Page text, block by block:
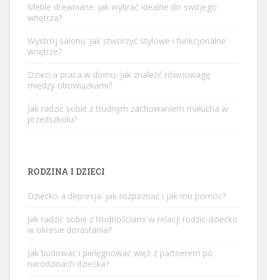
Meble drewniane: jak wybrać idealne do swojego
wnętrza?
Wystrój salonu: Jak stworzyć stylowe i funkcjonalne
wnętrze?
Dzieci a praca w domu: jak znaleźć równowagę
między obowiązkami?
Jak radzić sobie z trudnym zachowaniem malucha w
przedszkolu?
RODZINA I DZIECI
Dziecko a depresja: jak rozpoznać i jak mu pomóc?
Jak radzić sobie z trudnościami w relacji rodzic-dziecko
w okresie dorastania?
Jak budować i pielęgnować więź z partnerem po
narodzinach dziecka?